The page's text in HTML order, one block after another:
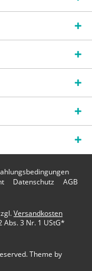
Datenschutz
AGB
Versandkosten
3 Nr. 1 UStG*
Theme by